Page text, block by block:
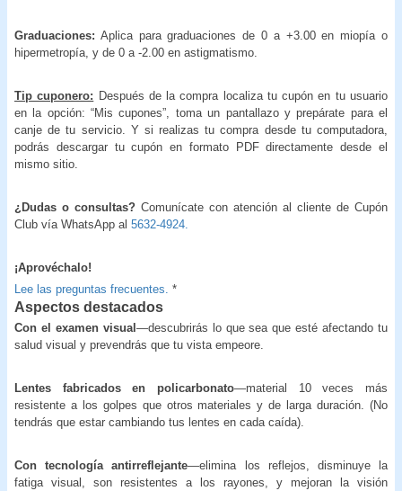
Graduaciones: Aplica para graduaciones de 0 a +3.00 en miopía o
hipermetropía, y de 0 a -2.00 en astigmatismo.
Tip cuponero: Después de la compra localiza tu cupón en tu usuario
en la opción: “Mis cupones”, toma un pantallazo y prepárate para el
canje de tu servicio. Y si realizas tu compra desde tu computadora,
podrás descargar tu cupón en formato PDF directamente desde el
mismo sitio.
¿Dudas o consultas? Comunícate con atención al cliente de Cupón
Club vía WhatsApp al 5632-4924.
¡Aprovéchalo!
Lee las preguntas frecuentes. *
Aspectos destacados
Con el examen visual —descubrirás lo que sea que esté afectando tu
salud visual y prevendrás que tu vista empeore.
Lentes fabricados en policarbonato—material 10 veces más
resistente a los golpes que otros materiales y de larga duración. (No
tendrás que estar cambiando tus lentes en cada caída).
Con tecnología antirreflejante—elimina los reflejos, disminuye la
fatiga visual, son resistentes a los rayones, y mejoran la visión